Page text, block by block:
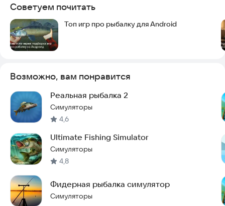
Советуем почитать
Топ игр про рыбалку для Android
Возможно, вам понравится
Реальная рыбалка 2
Симуляторы
4,6
Ultimate Fishing Simulator
Симуляторы
4,8
Фидерная рыбалка симулятор
Симуляторы